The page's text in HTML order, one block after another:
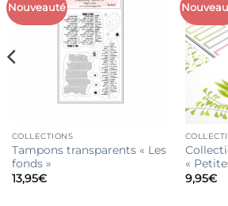
Nouveauté
COLLECTIONS
Tampons transparents « Les
fonds »
13,95€
«
9,95€